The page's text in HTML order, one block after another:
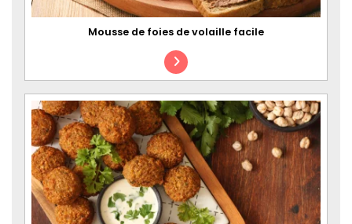
Mousse de foies de volaille facile